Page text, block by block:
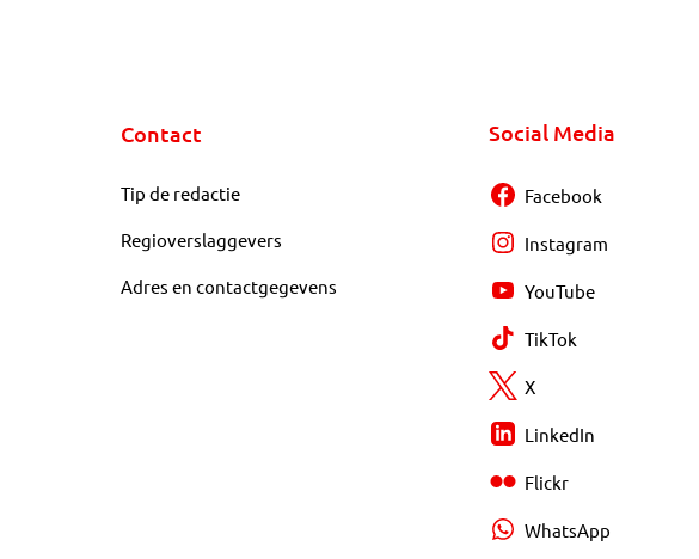
Contact
Tip de redactie
Regioverslaggevers
Adres en contactgegevens
Social Media
Facebook
Instagram
YouTube
TikTok
X
LinkedIn
Flickr
WhatsApp